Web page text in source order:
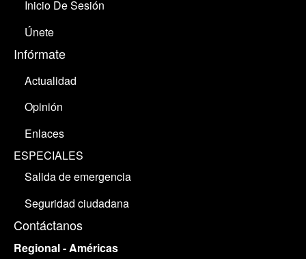
Inicio De Sesión
Únete
Infórmate
Actualidad
Opinión
Enlaces
ESPECIALES
Salida de emergencia
Seguridad ciudadana
Contáctanos
Regional - Américas